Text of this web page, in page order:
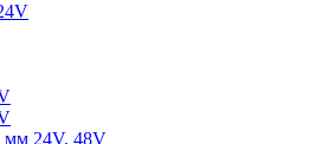
мм 24V, 48V